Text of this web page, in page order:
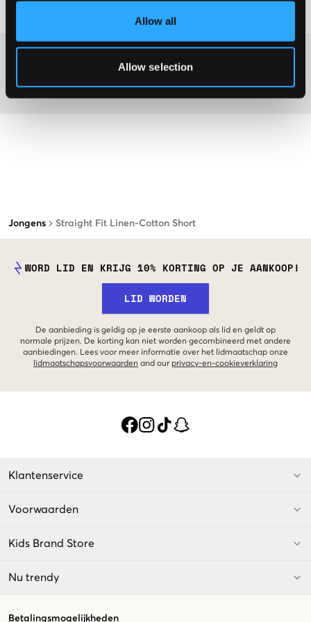
Allow all
Allow selection
Jongens Straight Fit Linen-Cotton Short
WORD LID EN KRIJG 10% KORTING OP JE AANKOOP!
LID WORDEN
De aanbieding is geldig op je eerste aankoop als lid en geldt op
normale prijzen. De korting kan niet worden gecombineerd met andere
aanbiedingen. Lees voor meer informatie over het lidmaatschap onze
lidmaatschapsvoorwaarden and our privacy-en-cookieverklaring
Klantenservice
Voorwaarden
Kids Brand Store
Nu trendy
Betalingsmogelijkheden